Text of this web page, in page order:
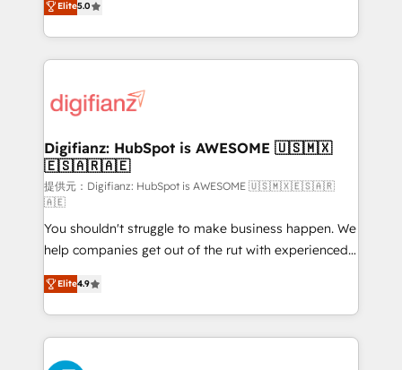
is there for you to: - Grow revenue, and run your
business more efficiently - Build stronger
more people - Get the most out of your HubSpot
investment
maximise their return from digital and fuel their
growth. We modernise platforms, streamline
operations that are causing inefficiencies, improve
supercharge revenue operations Key services: • CRM
Transformation / Web Development • RevOps &
Sales Consulting • Marketing Automation What
makes us different? 🚀 Top 0.5% of global HubSpot
agencies ⚙️ The strongest technical ability and
integration capabilities 💼 Consultative, long-term
partners who will embed ourselves into your
business, processes and systems 🏢 We specialise in
working with mid-market and enterprise
organisations, global organisations and those with
complex use cases 🏆 CRM Implementation,
Platform Enablement, Custom Integration and
Elite5.0
Digifianz: HubSpot is AWESOME 🇺🇸🇲🇽
🇪🇸🇦🇷🇦🇪
提供元：Digifianz: HubSpot is AWESOME 🇺🇸🇲🇽🇪🇸🇦🇷
🇦🇪
You shouldn't struggle to make business happen. We
help companies get out of the rut with experienced,
process-oriented teams implementing HubSpot
Marketing, Sales, Service, CMS and Operations Hub,
so selling and actually engaging with your customers
feels easy and pain-free. We are a top ranked
HubSpot Elite Partner, winner of Rookie of the Year
Elite4.9